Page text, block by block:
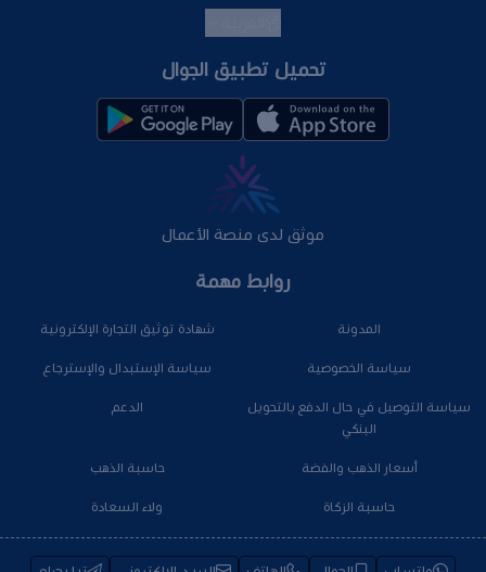
روابط مهمة
المدونة شهادة توثيق التجارة الإلكترونية
سياسة الخصوصية سياسة الإستبدال والإسترجاع
سياسة التوصيل في حال الدفع بالتحويل
البنكي
الدعم
أسعار الذهب والفضة حاسبة الذهب
حاسبة الزكاة ولاء السعادة
تحميل تطبيق الجوال
موثق لدى منصة الأعمال